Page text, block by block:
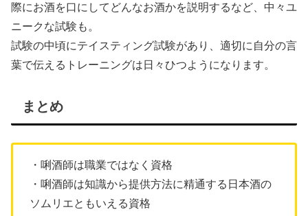
際にお酒を口にしてどんなお酒かを説明するなど、中々ユ
ニークな試験も。
試験の中頃にテイスティング試験があり、適切に自分の言
葉で伝えるトレーニングは日々ひつようになります。
まとめ
・唎酒師は職業ではなく資格
・唎酒師は知識から提供方法に精通する日本酒の
ソムリエともいえる資格